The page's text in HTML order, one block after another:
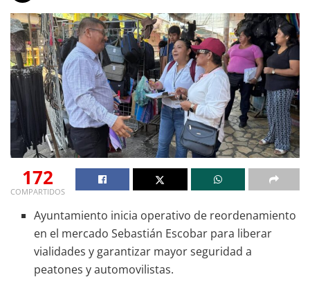
172
COMPARTIDOS
Ayuntamiento inicia operativo de reordenamiento
en el mercado Sebastián Escobar para liberar
vialidades y garantizar mayor seguridad a
peatones y automovilistas.